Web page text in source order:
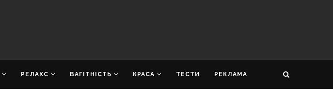
РЕЛАКС ВАГІТНІСТЬ КРАСА ТЕСТИ РЕКЛАМА